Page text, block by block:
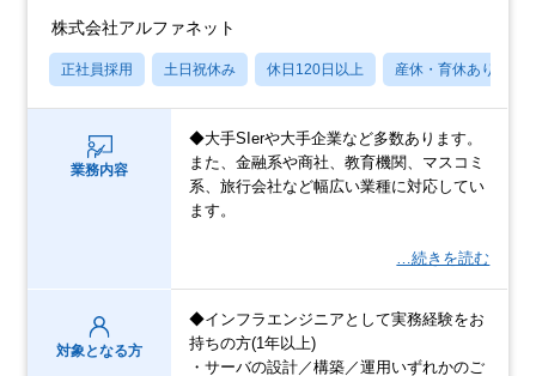
株式会社アルファネット
正社員採用 土日祝休み 休日120日以上 産休・育休あり
業務内容
◆大手SIerや大手企業など多数あります。
また、金融系や商社、教育機関、マスコミ
系、旅行会社など幅広い業種に対応してい
ます。
…続きを読む
対象となる方
◆インフラエンジニアとして実務経験をお
持ちの方(1年以上)
・サーバの設計／構築／運用いずれかのご